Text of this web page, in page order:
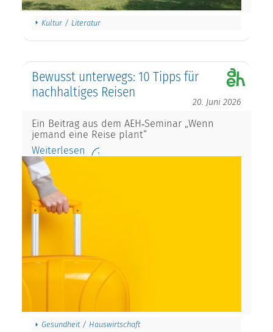
Kultur / Literatur
Bewusst unterwegs: 10 Tipps für
nachhaltiges Reisen
20. Juni 2026
Ein Beitrag aus dem AEH‑Seminar „Wenn
jemand eine Reise plant“
Weiterlesen
Gesundheit / Hauswirtschaft